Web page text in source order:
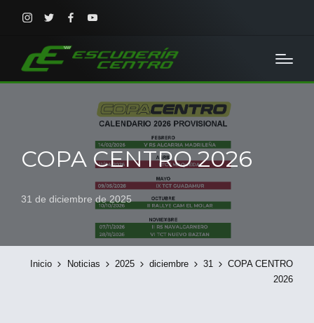
Instagram
TwitterFacebookYoutube
COPA CENTRO 2026
31 de diciembre de 2025
Inicio Noticias 2025 diciembre 31
COPA CENTRO
2026